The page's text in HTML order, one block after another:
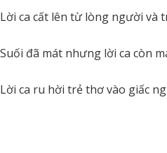
Lời ca cất lên từ lòng người và
Suối đã mát nhưng lời ca còn
Lời ca ru hời trẻ thơ vào giấc